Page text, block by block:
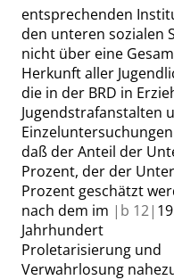
entsprechenden
den unteren sozialen
nicht über eine
Herkunft aller
die in der BRD in
Jugendstrafanstalten
daß der Anteil der
Prozent, der der
Prozent geschätzt
nach dem im | b 12|
Jahrhundert
Proletarisierung und
Verwahrlosung